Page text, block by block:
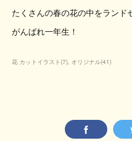
たくさんの春の花の中をランド
がんばれ一年生！
花 カットイラスト(7) オリジナル(41)